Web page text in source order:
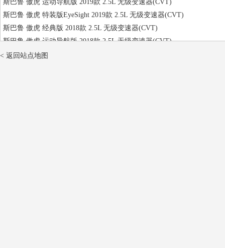
斯巴鲁 傲虎 运动导航版 2019款 2.5L 无级变速器(CVT)
斯巴鲁 傲虎 特装版EyeSight 2019款 2.5L 无级变速器(CVT)
斯巴鲁 傲虎 经典版 2018款 2.5L 无级变速器(CVT)
斯巴鲁 傲虎 运动导航版 2018款 2.5L 无级变速器(CVT)
斯巴鲁 傲虎 60周年纪念版 2018款 2.5L 无级变速器(CVT)
< 返回站点地图